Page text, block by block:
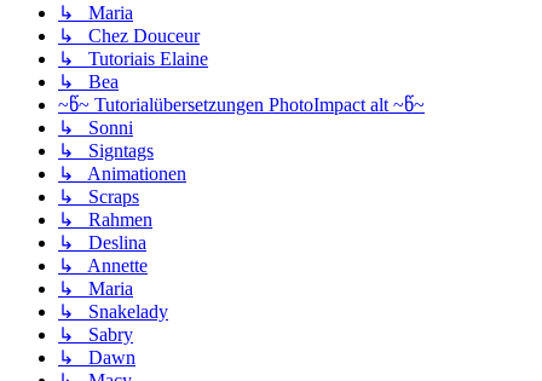
↳ Maria
↳ Chez Douceur
↳ Tutoriais Elaine
↳ Bea
~წ~ Tutorialübersetzungen PhotoImpact alt ~წ~
↳ Sonni
↳ Signtags
↳ Animationen
↳ Scraps
↳ Rahmen
↳ Deslina
↳ Annette
↳ Maria
↳ Snakelady
↳ Sabry
↳ Dawn